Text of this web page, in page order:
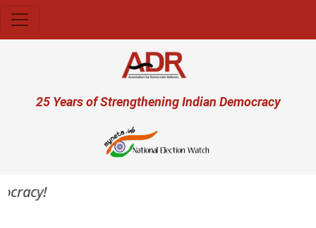
User account menu
25 Years of Strengthening Indian Democracy